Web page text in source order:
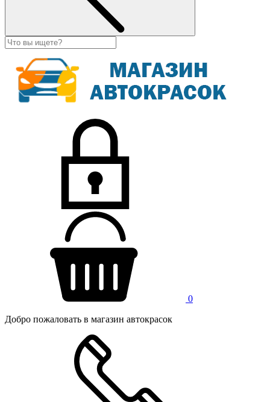
0
Добро пожаловать в магазин автокрасок